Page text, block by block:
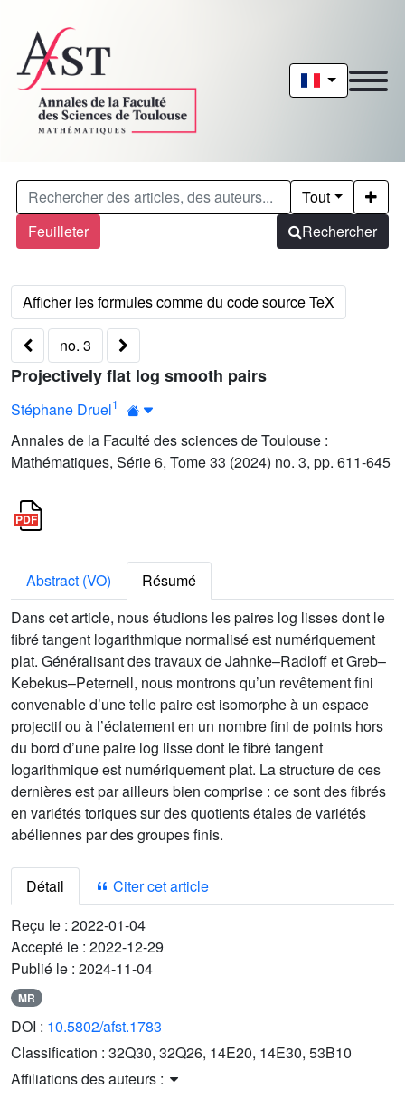
Feuilleter
Tout
Rechercher
no. 3
Projectively flat log smooth pairs
Stéphane Druel1
Annales de la Faculté des sciences de Toulouse :
Mathématiques, Série 6, Tome 33 (2024) no. 3, pp. 611-645
Abstract (VO)
Résumé
Dans cet article, nous étudions les paires log lisses dont le
fibré tangent logarithmique normalisé est numériquement
plat. Généralisant des travaux de Jahnke–Radloff et Greb–
Kebekus–Peternell, nous montrons qu’un revêtement fini
convenable d’une telle paire est isomorphe à un espace
projectif ou à l’éclatement en un nombre fini de points hors
du bord d’une paire log lisse dont le fibré tangent
logarithmique est numériquement plat. La structure de ces
dernières est par ailleurs bien comprise : ce sont des fibrés
en variétés toriques sur des quotients étales de variétés
abéliennes par des groupes finis.
Détail
Citer cet article
Reçu le : 2022-01-04
Accepté le : 2022-12-29
Publié le : 2024-11-04
MR
DOI : 10.5802/afst.1783
Classification : 32Q30, 32Q26, 14E20, 14E30, 53B10
Affiliations des auteurs :